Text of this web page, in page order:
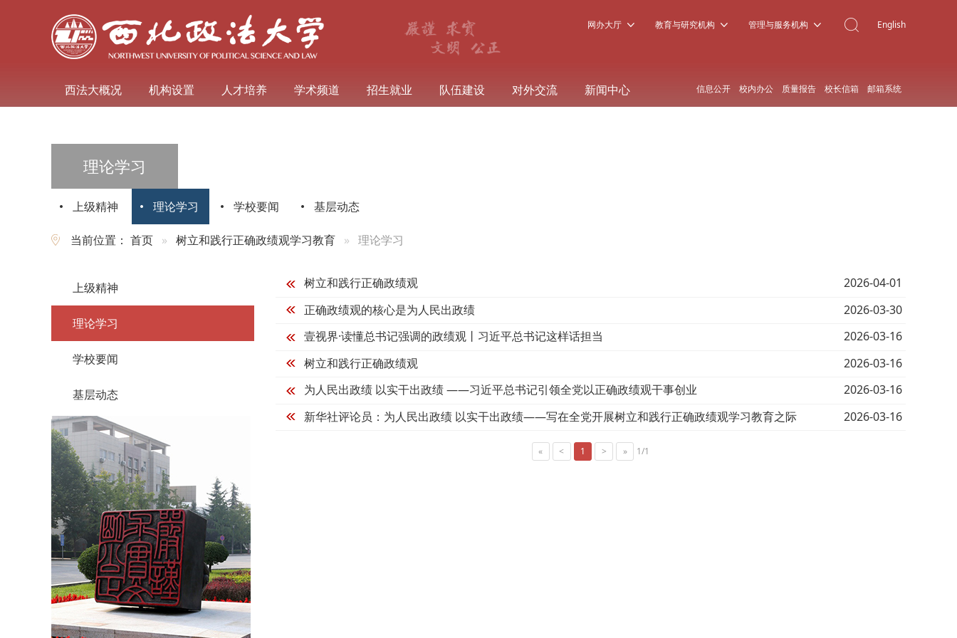
网办大厅 教育与研究机构 管理与服务机构 English
西法大概况 机构设置 人才培养 学术频道 招生就业 队伍建设 对外交流 新闻中心 信息公开 校内办公 质量报告 校长信箱 邮箱系统
理论学习
上级精神 理论学习 学校要闻 基层动态
当前位置： 首页 树立和践行正确政绩观学习教育 理论学习
上级精神
理论学习
学校要闻
基层动态
树立和践行正确政绩观
2026-04-01
正确政绩观的核心是为人民出政绩
2026-03-30
壹视界·读懂总书记强调的政绩观丨习近平总书记这样话担当
2026-03-16
树立和践行正确政绩观
2026-03-16
为人民出政绩 以实干出政绩 ——习近平总书记引领全党以正确政绩观干事创业
2026-03-16
新华社评论员：为人民出政绩 以实干出政绩——写在全党开展树立和践行正确政绩观学习教育之际
2026-03-16
« < 1 > » 1/1